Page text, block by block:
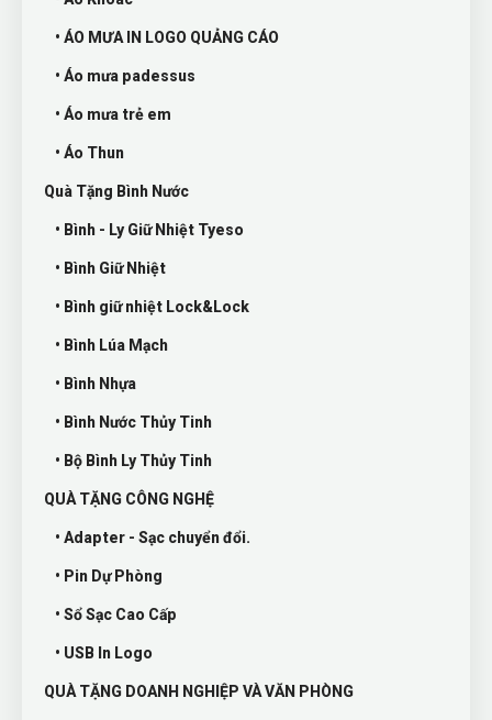
• ÁO MƯA IN LOGO QUẢNG CÁO
• Áo mưa padessus
• Áo mưa trẻ em
• Áo Thun
Quà Tặng Bình Nước
• Bình - Ly Giữ Nhiệt Tyeso
• Bình Giữ Nhiệt
• Bình giữ nhiệt Lock&Lock
• Bình Lúa Mạch
• Bình Nhựa
• Bình Nước Thủy Tinh
• Bộ Bình Ly Thủy Tinh
QUÀ TẶNG CÔNG NGHỆ
• Adapter - Sạc chuyển đổi.
• Pin Dự Phòng
• Sổ Sạc Cao Cấp
• USB In Logo
QUÀ TẶNG DOANH NGHIỆP VÀ VĂN PHÒNG